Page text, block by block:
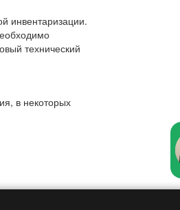
инвентаризации.
технический
в некоторых